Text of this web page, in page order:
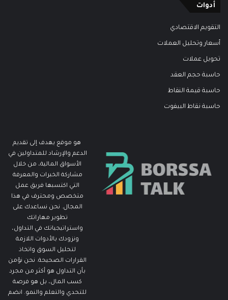
أدوات
التقويم الاقتصادي
أسعار وتحليل العملات
تحويل عملات
حاسبة حجم العقد
حاسبة قيمة النقاط
حاسبة نقاط البيفوت
هو موقع يهدف إلى تقديم
الدعم والإرشاد للمتداولين في
الأسواق المالية، من خلال
مشاركة الخبرات والمعرفة
التي اكتسبها فريق عمل
متخصص ومحترف في هذا
المجال. نحن نساعدك على
تطوير مهاراتك
واستراتيجياتك في التداول،
ونزودك بالأدوات اللازمة
لتحليل السوق واتخاذ
القرارات الصحيحة. نحن نؤمن
بأن التداول هو أكثر من مجرد
كسب المال، بل هو فرصة
للتحدي والتعلم والنمو. انضم